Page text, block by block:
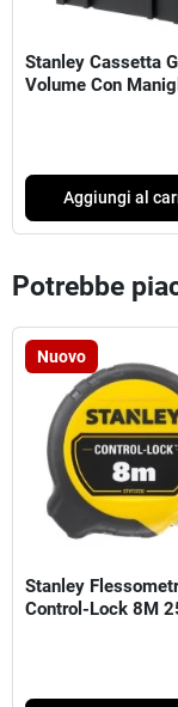
Stanley Cassetta
Volume Con
Aggiungi al
Potrebbe
Nuovo
Stanley
Control-Lock 8M